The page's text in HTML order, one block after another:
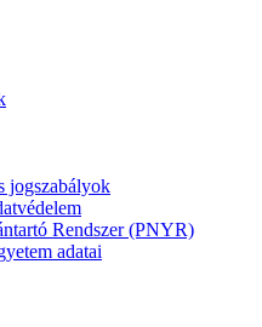
jogszabályok
Rendszer (PNYR)
adatai